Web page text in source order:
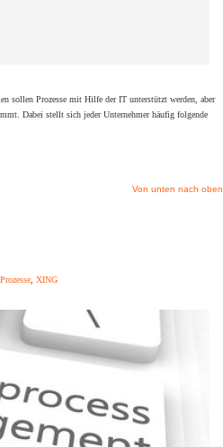
sollen Prozesse mit Hilfe der IT unterstützt werden, aber
Dabei stellt sich jeder Unternehmer häufig folgende
Von unten nach oben
Prozesse, XING